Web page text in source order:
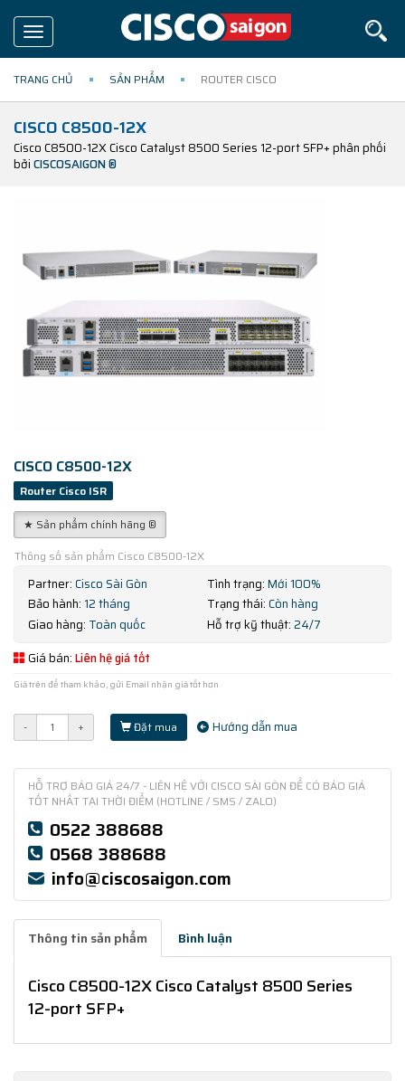
Toggle
navigation
TRANG CHỦ SẢN PHẨM ROUTER CISCO
CISCO C8500-12X
Cisco C8500-12X Cisco Catalyst 8500 Series 12-port SFP+ phân phối
bởiCISCOSAIGON ®
CISCO C8500-12X
Router Cisco ISR
★ Sản phẩm chính hãng ®
Thông số sản phẩm Cisco C8500-12X
Partner:Cisco Sài Gòn Tình trạng:Mới 100%
Bảo hành: 12 tháng Trạng thái:Còn hàng
Giao hàng: Toàn quốc Hỗ trợ kỹ thuật:24/7
Giá bán:Liên hệ giá tốt
Giá trên để tham khảo, gửi Email nhận giá tốt hơn
- + Đặt mua Hướng dẫn mua
HỖ TRỢ BÁO GIÁ 24/7 - LIÊN HỆ VỚI CISCO SÀI GÒN ĐỂ CÓ BÁO GIÁ
TỐT NHẤT TẠI THỜI ĐIỂM (HOTLINE / SMS / ZALO)
0522 388688
0568 388688
info@ciscosaigon.com
Thông tin sản phẩm Bình luận
Cisco C8500-12X Cisco Catalyst 8500 Series
12-port SFP+